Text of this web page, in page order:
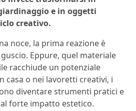
e in oggetti
creativo.
noce, la prima reazione è
Eppure, quel materiale
racchiude un potenziale
casa o nei lavoretti creativi, i
diventare strumenti pratici e
forte impatto estetico.